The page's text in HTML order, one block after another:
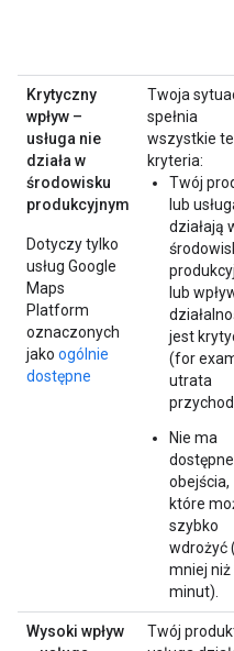
Krytyczny
wpływ –
usługa nie
działa w
środowisku
produkcyjnym
Dotyczy tylko
usług Google
Maps
Platform
oznaczonych
jako ogólnie
dostępne
Twoja
spełnia
wszystkie te
kryteria:
Twój
lub
działają
lub
jest
(for
utrata
Nie ma
obejścia,
które
szybko
wdrożyć
mniej niż
minut).
Wysoki wpływ
Twój